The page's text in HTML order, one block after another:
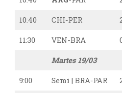
10:40 CHI-PER
11:30 VEN-BRA
Martes 19/03
9:00 Semi | BRA-PAR